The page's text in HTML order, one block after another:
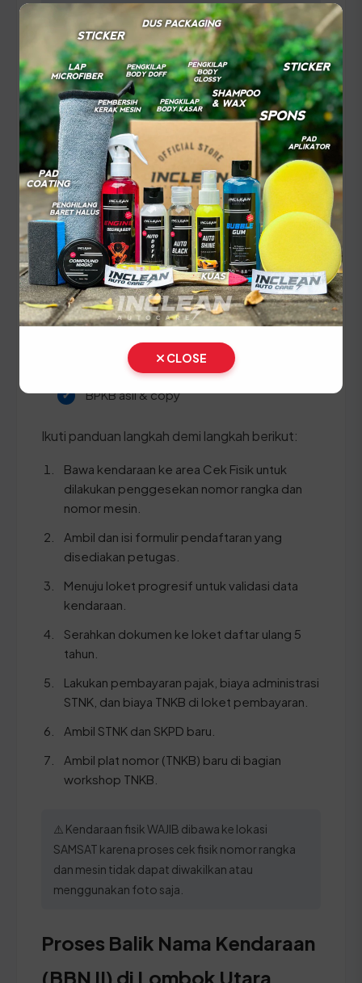
STNK yang ASLI serta pastikan data identitas
pada kedua dokumen tersebut sudah sinkron
untuk memperlancar proses verifikasi di loket
SAMSAT.
Panduan Pajak 5 Tahunan
(Ganti Plat) di Nusa Tenggara
Barat
Setiap lima tahun, pemilik kendaraan wajib
melakukan pergantian pelat nomor dan cek fisik
kendaraan. Siapkan dokumen tambahan ini:
STNK asli
SKPD asli
BPKB asli & copy
Ikuti panduan langkah demi langkah berikut:
Bawa kendaraan ke area Cek Fisik untuk
dilakukan penggesekan nomor rangka dan
nomor mesin.
Ambil dan isi formulir pendaftaran yang
disediakan petugas.
Menuju loket progresif untuk validasi data
kendaraan.
Serahkan dokumen ke loket daftar ulang 5
tahun.
Lakukan pembayaran pajak, biaya administrasi
STNK, dan biaya TNKB di loket pembayaran.
Ambil STNK dan SKPD baru.
Ambil plat nomor (TNKB) baru di bagian
workshop TNKB.
⚠️ Kendaraan fisik WAJIB dibawa ke lokasi
SAMSAT karena proses cek fisik nomor rangka
dan mesin tidak dapat diwakilkan atau
menggunakan foto saja.
Proses Balik Nama Kendaraan
(BBN II) di Lombok Utara
CLOSE